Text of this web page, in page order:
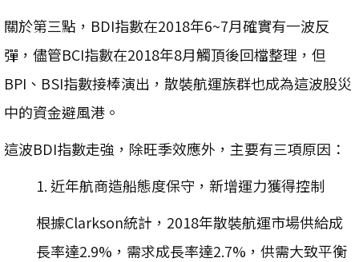
關於第三點，BDI指數在2018年6~7月確實有一波反
彈，儘管BCI指數在2018年8月觸頂後回檔整理，但
BPI、BSI指數接棒演出，散裝航運族群也成為這波股災
中的資金避風港。
這波BDI指數走強，除旺季效應外，主要有三項原因：
1. 近年航商造船態度保守，新增運力獲得控制
根據Clarkson統計，2018年散裝航運市場供給成
長率達2.9%，需求成長率達2.7%，供需大致平衡